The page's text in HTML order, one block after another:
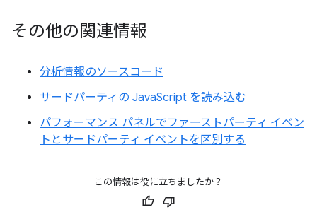
その他の関連情報
分析情報のソースコード
サードパーティの JavaScript を読み込む
パフォーマンス パネルでファーストパーティ イベン
トとサードパーティ イベントを区別する
この情報は役に立ちましたか？